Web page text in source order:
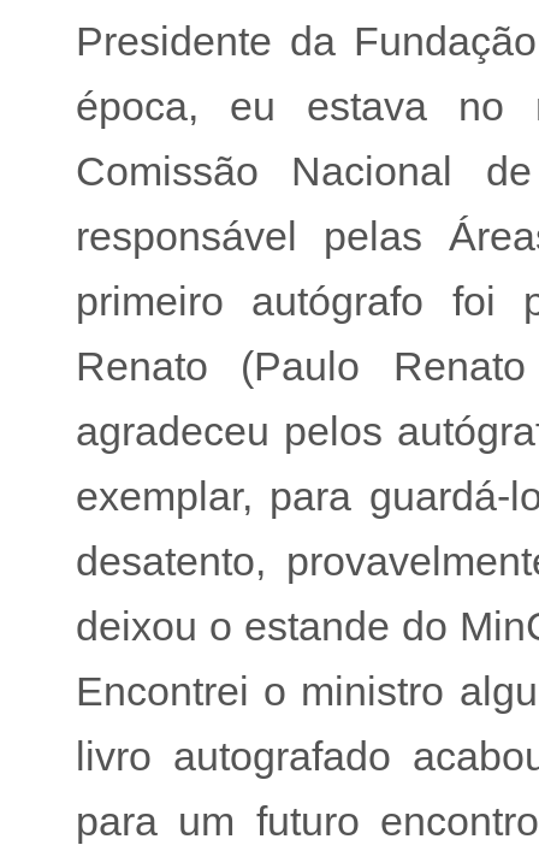
Presidente da
época, eu estava no
Comissão Nacional
responsável pelas
primeiro autógrafo foi
Renato (Paulo
agradeceu pelos
exemplar, para
desatento,
deixou o estande do
Encontrei o ministro
livro autografado
para um futuro